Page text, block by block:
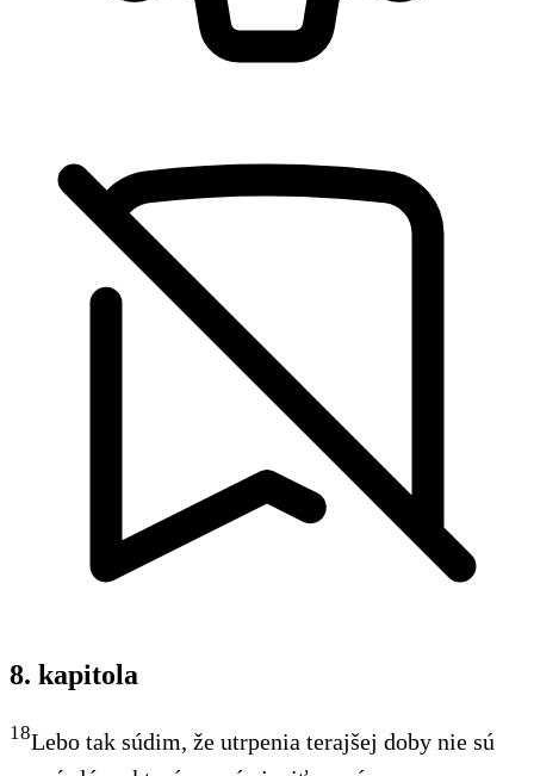
8. kapitola
18Lebo tak súdim, že utrpenia terajšej doby nie sú